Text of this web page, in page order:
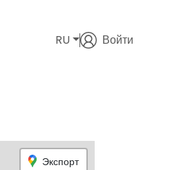
RU Войти
Экспорт